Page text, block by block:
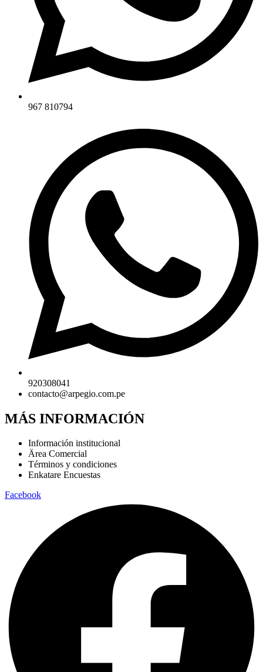
967 810794
920308041
contacto@arpegio.com.pe
MÁS INFORMACIÓN
Información institucional
Ärea Comercial
Términos y condiciones
Enkatare Encuestas
Facebook